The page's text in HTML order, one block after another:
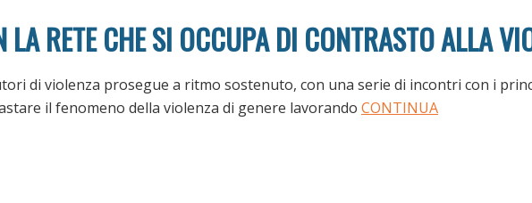
RETE CHE SI OCCUPA DI CONTRASTO ALLA
di violenza prosegue a ritmo sostenuto, con una serie di incontri con i
il fenomeno della violenza di genere lavorando CONTINUA